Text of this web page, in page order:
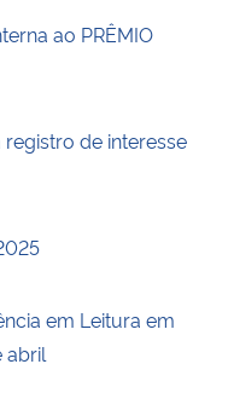
ao PRÊMIO
de interesse
em Leitura em
abril